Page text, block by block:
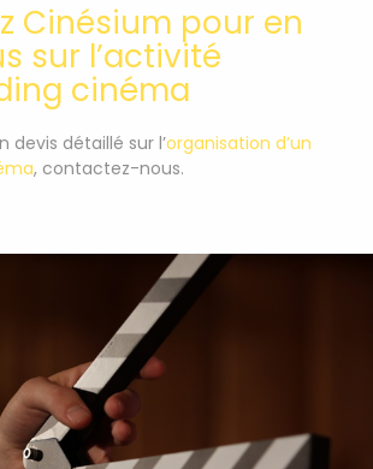
Cinésium pour en
sur l’activité
cinéma
devis détaillé sur l’organisation d’un
, contactez-nous.